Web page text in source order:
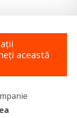
această